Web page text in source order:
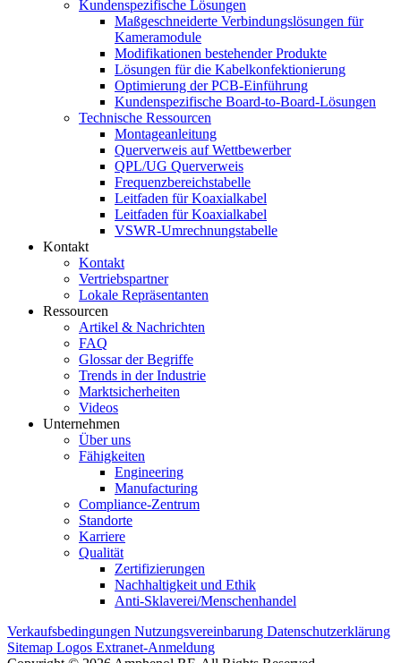
Kundenspezifische Lösungen
Maßgeschneiderte Verbindungslösungen für
Kameramodule
Modifikationen bestehender Produkte
Lösungen für die Kabelkonfektionierung
Optimierung der PCB-Einführung
Kundenspezifische Board-to-Board-Lösungen
Technische Ressourcen
Montageanleitung
Querverweis auf Wettbewerber
QPL/UG Querverweis
Frequenzbereichstabelle
Leitfaden für Koaxialkabel
Leitfaden für Koaxialkabel
VSWR-Umrechnungstabelle
Kontakt
Kontakt
Vertriebspartner
Lokale Repräsentanten
Ressourcen
Artikel & Nachrichten
FAQ
Glossar der Begriffe
Trends in der Industrie
Marktsicherheiten
Videos
Unternehmen
Über uns
Fähigkeiten
Engineering
Manufacturing
Compliance-Zentrum
Standorte
Karriere
Qualität
Zertifizierungen
Nachhaltigkeit und Ethik
Anti-Sklaverei/Menschenhandel
Verkaufsbedingungen Nutzungsvereinbarung Datenschutzerklärung
Sitemap Logos Extranet-Anmeldung